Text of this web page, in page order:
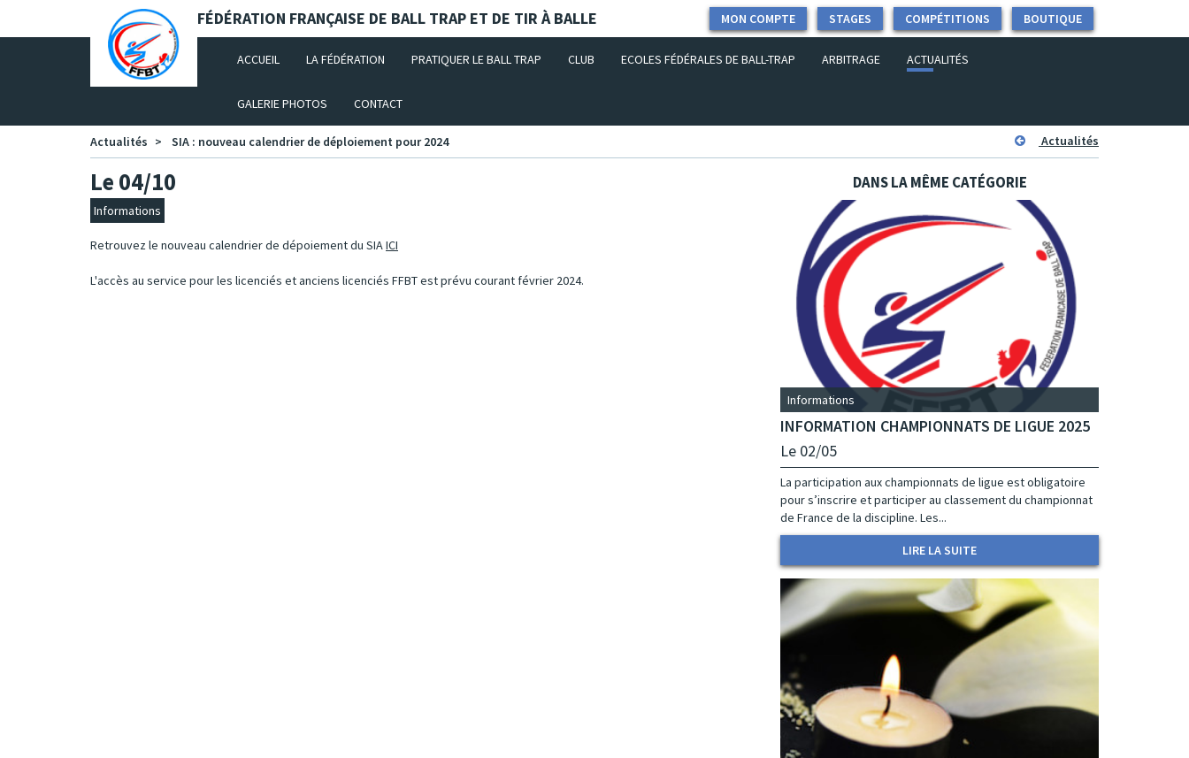
Panneau de gestion des cookies FÉDÉRATION FRANÇAISE DE BALL TRAP ET DE TIR À BALLE BOUTIQUE
COMPÉTITIONS
STAGES
MON COMPTE
ACCUEIL (CURRENT)
LA FÉDÉRATION PRATIQUER LE BALL TRAP CLUB ECOLES FÉDÉRALES DE BALL-TRAP ARBITRAGE ACTUALITÉS
GALERIE PHOTOS CONTACT
Actualités SIA : nouveau calendrier de déploiement pour 2024 Actualités
Le 04/10
Informations
Retrouvez le nouveau calendrier de dépoiement du SIAICI
L'accès au service pour les licenciés et anciens licenciés FFBT est prévu courant février 2024.
DANS LA MÊME CATÉGORIE
Informations
INFORMATION CHAMPIONNATS DE LIGUE 2025
Le 02/05
La participation aux championnats de ligue est obligatoire
pour s’inscrire et participer au classement du championnat
de France de la discipline. Les...
LIRE LA SUITE